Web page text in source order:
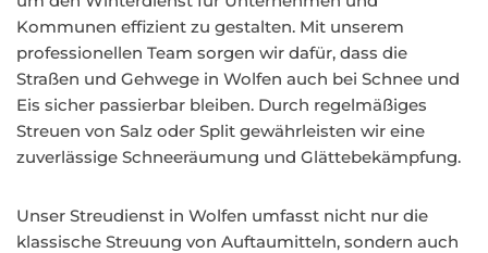
Kommunen effizient zu gestalten. Mit unserem
professionellen Team sorgen wir dafür, dass die
Straßen und Gehwege in Wolfen auch bei Schnee und
Eis sicher passierbar bleiben. Durch regelmäßiges
Streuen von Salz oder Split gewährleisten wir eine
zuverlässige Schneeräumung und Glättebekämpfung.
Unser Streudienst in Wolfen umfasst nicht nur die
klassische Streuung von Auftaumitteln, sondern auch